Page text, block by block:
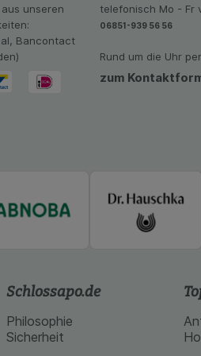
für Sie zu
oder soziale
unseren
Bancontact
telefonisch Mo - Fr
06851-939 56 56
Rund um die Uhr
zum
Schlossapo.de
Philosophie
Sicherheit